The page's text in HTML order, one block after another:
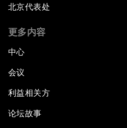
北京代表处
更多内容
中心
会议
利益相关方
论坛故事